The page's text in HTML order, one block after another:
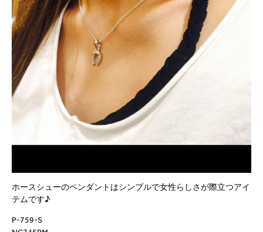
ホースシューのペンダントはシンプルで女性らしさが際立つアイ
テムです♪
P-759-S